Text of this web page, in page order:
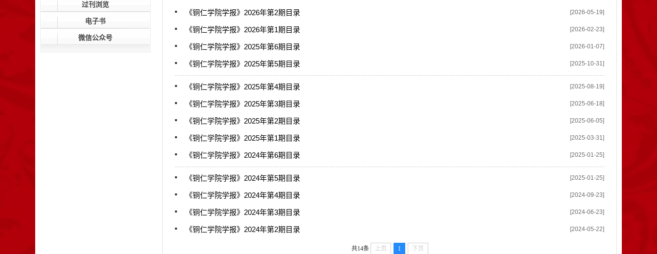
过刊浏览
电子书
微信公众号
[2026-05-19]
《铜仁学院学报》2026年第2期目录
[2026-02-23]
《铜仁学院学报》2026年第1期目录
[2026-01-07]
《铜仁学院学报》2025年第6期目录
[2025-10-31]
《铜仁学院学报》2025年第5期目录
[2025-08-19]
《铜仁学院学报》2025年第4期目录
[2025-06-18]
《铜仁学院学报》2025年第3期目录
[2025-06-05]
《铜仁学院学报》2025年第2期目录
[2025-03-31]
《铜仁学院学报》2025年第1期目录
[2025-01-25]
《铜仁学院学报》2024年第6期目录
[2025-01-25]
《铜仁学院学报》2024年第5期目录
[2024-09-23]
《铜仁学院学报》2024年第4期目录
[2024-06-23]
《铜仁学院学报》2024年第3期目录
[2024-05-22]
《铜仁学院学报》2024年第2期目录
共14条 上页 1 下页